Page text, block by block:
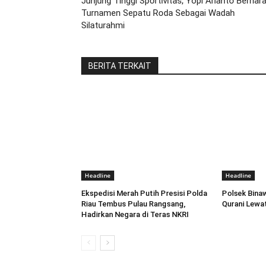
Turnamen Sepatu Roda Sebagai Wadah
Silaturahmi
BERITA TERKAIT
Headline
Ekspedisi Merah Putih Presisi Polda
Riau Tembus Pulau Rangsang,
Hadirkan Negara di Teras NKRI
Headline
Polsek
Qurani